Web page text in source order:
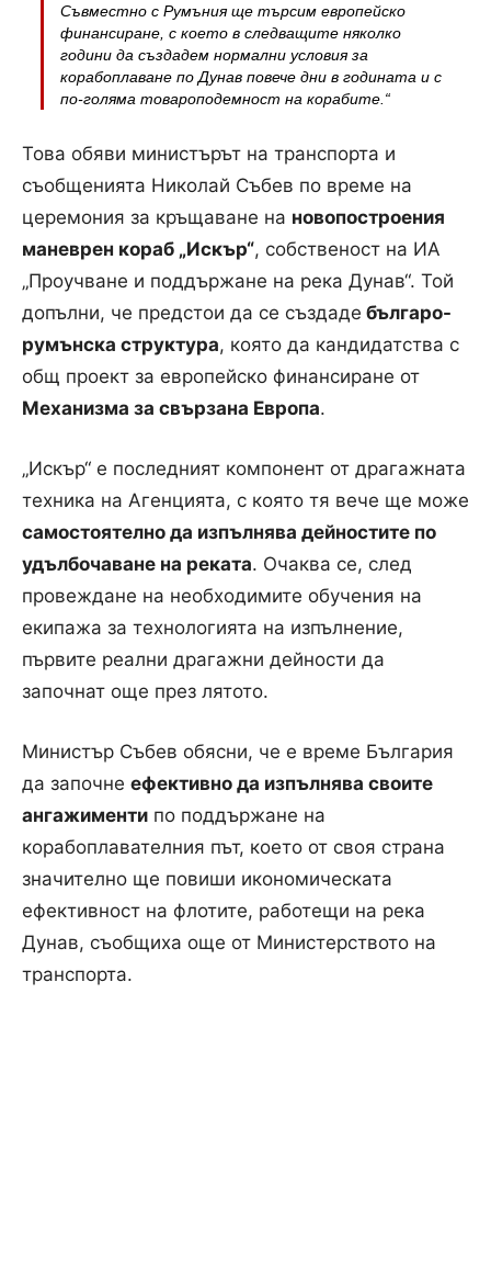
Съвместно с Румъния ще търсим европейско
финансиране, с което в следващите няколко
години да създадем нормални условия за
корабоплаване по Дунав повече дни в годината и с
по-голяма товароподемност на корабите.“
Това обяви министърът на транспорта и
съобщенията Николай Събев по време на
церемония за кръщаване на новопостроения
маневрен кораб „Искър“, собственост на ИА
„Проучване и поддържане на река Дунав“. Той
допълни, че предстои да се създаде българо-
румънска структура, която да кандидатства с
общ проект за европейско финансиране от
Механизма за свързана Европа.
„Искър“ е последният компонент от драгажната
техника на Агенцията, с която тя вече ще може
самостоятелно да изпълнява дейностите по
удълбочаване на реката. Очаква се, след
провеждане на необходимите обучения на
екипажа за технологията на изпълнение,
първите реални драгажни дейности да
започнат още през лятото.
Министър Събев обясни, че е време България
да започне ефективно да изпълнява своите
ангажименти по поддържане на
корабоплавателния път, което от своя страна
значително ще повиши икономическата
ефективност на флотите, работещи на река
Дунав, съобщиха още от Министерството на
транспорта.